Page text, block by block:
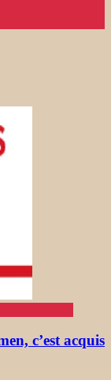
c’est acquis